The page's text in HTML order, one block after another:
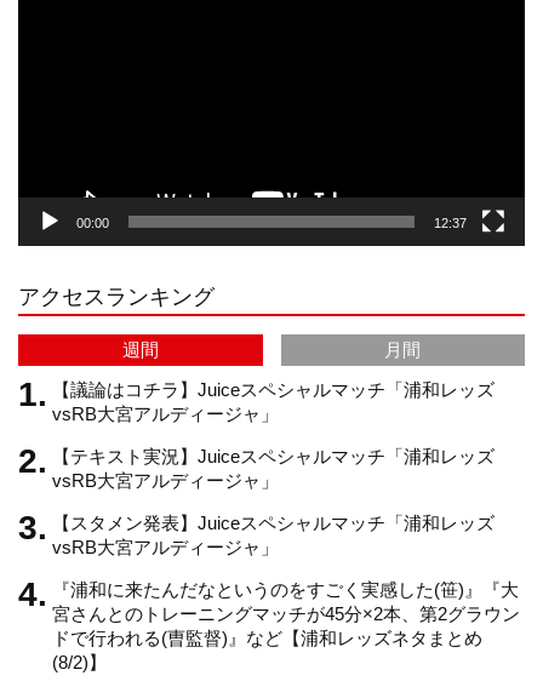
r
a
m
e
C
h
a
n
00:00 12:37
アクセスランキング
週間
月間
【議論はコチラ】Juiceスペシャルマッチ「浦和レッズ
vsRB大宮アルディージャ」
【テキスト実況】Juiceスペシャルマッチ「浦和レッズ
vsRB大宮アルディージャ」
【スタメン発表】Juiceスペシャルマッチ「浦和レッズ
vsRB大宮アルディージャ」
『浦和に来たんだなというのをすごく実感した(笹)』『大
宮さんとのトレーニングマッチが45分×2本、第2グラウン
ドで行われる(曺監督)』など【浦和レッズネタまとめ
(8/2)】